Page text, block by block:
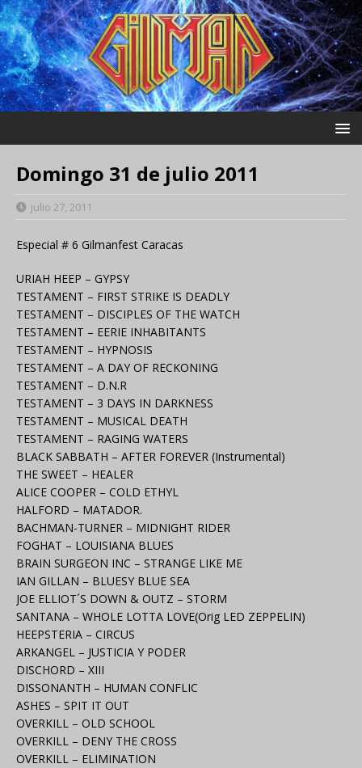
Domingo 31 de julio 2011
julio 27, 2011
Especial # 6 Gilmanfest Caracas
URIAH HEEP – GYPSY
TESTAMENT – FIRST STRIKE IS DEADLY
TESTAMENT – DISCIPLES OF THE WATCH
TESTAMENT – EERIE INHABITANTS
TESTAMENT – HYPNOSIS
TESTAMENT – A DAY OF RECKONING
TESTAMENT – D.N.R
TESTAMENT – 3 DAYS IN DARKNESS
TESTAMENT – MUSICAL DEATH
TESTAMENT – RAGING WATERS
BLACK SABBATH – AFTER FOREVER (Instrumental)
THE SWEET – HEALER
ALICE COOPER – COLD ETHYL
HALFORD – MATADOR.
BACHMAN-TURNER – MIDNIGHT RIDER
FOGHAT – LOUISIANA BLUES
BRAIN SURGEON INC – STRANGE LIKE ME
IAN GILLAN – BLUESY BLUE SEA
JOE ELLIOT´S DOWN & OUTZ – STORM
SANTANA – WHOLE LOTTA LOVE(Orig LED ZEPPELIN)
HEEPSTERIA – CIRCUS
ARKANGEL – JUSTICIA Y PODER
DISCHORD – XIII
DISSONANTH – HUMAN CONFLIC
ASHES – SPIT IT OUT
OVERKILL – OLD SCHOOL
OVERKILL – DENY THE CROSS
OVERKILL – ELIMINATION